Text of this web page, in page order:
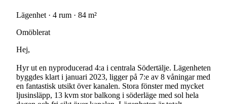
Lägenhet · 4 rum · 84 m²
Omöblerat
Hej,
Hyr ut en nyproducerad 4:a i centrala Södertälje. Lägenheten
byggdes klart i januari 2023, ligger på 7:e av 8 våningar med
en fantastisk utsikt över kanalen. Stora fönster med mycket
ljusinsläpp, 13 kvm stor balkong i söderläge med sol hela